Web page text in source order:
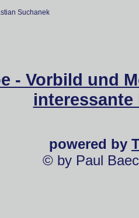
Suchanek
- Vorbild und
powered by
© by Paul